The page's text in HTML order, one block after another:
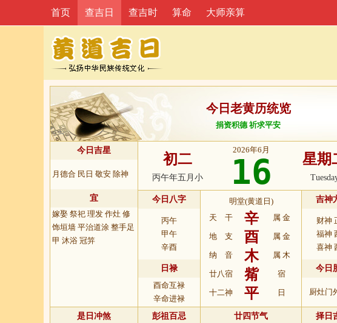
首页 查吉日 查吉时 算命 大师亲算
今日老黄历统览
捐资积德 祈求平安
今日吉星
月德合 民日 敬安 除神
宜
嫁娶 祭祀 理发 作灶 修
饰垣墙 平治道涂 整手足
甲 沐浴 冠笄
初二
丙午年五月小
2026年6月
16 星期
今日八字
丙午
甲午
辛酉
日禄
酉命互禄
辛命进禄
明堂(黄道日)
天 干
辛 属 金
地 支 酉 属 金
纳 音 木 属 木
廿八宿 觜 宿
十二神 平 日
吉神
财神
福神
喜神
今日
厨灶门
是日冲煞
彭祖百忌
廿四节气
择日